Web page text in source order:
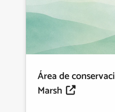
Área de
Marsh